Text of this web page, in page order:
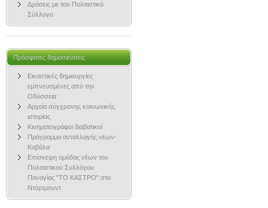
Δράσεις με τον Πολιτιστικό
Σύλλογο
Πρόσφατες δημοσιεύσεις
Εικαστικές δημιουργίες
εμπνευσμένες από την
Οδύσσεια
Αρχεία σύγχρονης κοινωνικής
ιστορίας
Κινηματογράφοι διαβατικοί
Πρόγραμμα ανταλλαγής νέων-
Καβάλα
Επίσκεψη ομάδας νέων του
Πολιτιστικού Συλλόγου
Παναγίας "ΤΟ ΚΑΣΤΡΟ" στο
Ντόρτμουντ